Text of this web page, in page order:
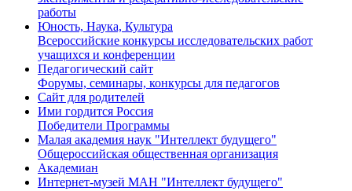
работы
Юность, Наука, Культура
Всероссийские конкурсы исследовательских работ
учащихся и конференции
Педагогический сайт
Форумы, семинары, конкурсы для педагогов
Сайт для родителей
Ими гордится Россия
Победители Программы
Малая академия наук "Интеллект будущего"
Общероссийская общественная организация
Академиан
Интернет-музей МАН "Интеллект будущего"